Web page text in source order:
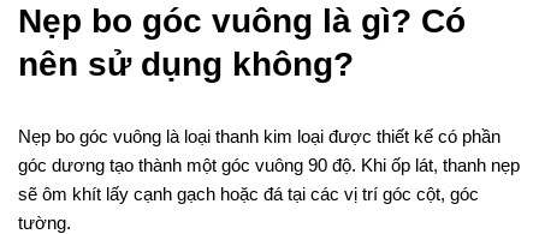
Nẹp bo góc vuông là gì? Có
nên sử dụng không?
Nẹp bo góc vuông là loại thanh kim loại được thiết kế có phần
góc dương tạo thành một góc vuông 90 độ. Khi ốp lát, thanh nẹp
sẽ ôm khít lấy cạnh gạch hoặc đá tại các vị trí góc cột, góc
tường.